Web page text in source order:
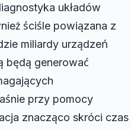
układów
ściśle powiązana z
miliardy urządzeń
będą generować
przy pomocy
znacząco skróci czas